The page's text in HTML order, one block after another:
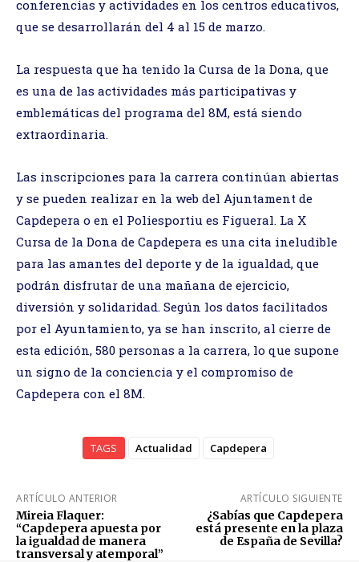
conferencias y actividades en los centros educativos,
que se desarrollarán del 4 al 15 de marzo.
La respuesta que ha tenido la Cursa de la Dona, que
es una de las actividades más participativas y
emblemáticas del programa del 8M, está siendo
extraordinaria.
Las inscripciones para la carrera continúan abiertas
y se pueden realizar en la web del Ajuntament de
Capdepera o en el Poliesportiu es Figueral. La X
Cursa de la Dona de Capdepera es una cita ineludible
para las amantes del deporte y de la igualdad, que
podrán disfrutar de una mañana de ejercicio,
diversión y solidaridad. Según los datos facilitados
por el Ayuntamiento, ya se han inscrito, al cierre de
esta edición, 580 personas a la carrera, lo que supone
un signo de la conciencia y el compromiso de
Capdepera con el 8M.
TAGS Actualidad Capdepera
ARTÍCULO ANTERIOR
Mireia Flaquer:
“Capdepera apuesta por
la igualdad de manera
transversal y atemporal”
ARTÍCULO SIGUIENTE
¿Sabías que Capdepera
está presente en la plaza
de España de Sevilla?